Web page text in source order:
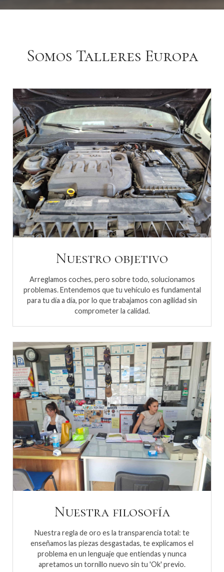
Somos Talleres Europa
Nuestro objetivo
Arreglamos coches, pero sobre todo, solucionamos
problemas. Entendemos que tu vehículo es fundamental
para tu día a día, por lo que trabajamos con agilidad sin
comprometer la calidad.
Nuestra filosofía
Nuestra regla de oro es la transparencia total: te
enseñamos las piezas desgastadas, te explicamos el
problema en un lenguaje que entiendas y nunca
apretamos un tornillo nuevo sin tu 'Ok' previo.